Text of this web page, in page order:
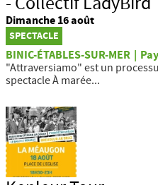
Dimanche 16 août
SPECTACLE
BINIC-ÉTABLES-SUR-MER
"Attraversiamo" est un
spectacle À marée...